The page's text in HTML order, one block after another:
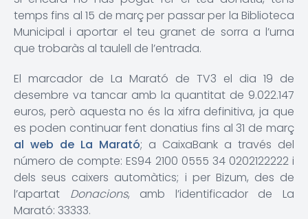
temps fins al 15 de març per passar per la Biblioteca
Municipal i aportar el teu granet de sorra a l’urna
que trobaràs al taulell de l’entrada.
El marcador de La Marató de TV3 el dia 19 de
desembre va tancar amb la quantitat de 9.022.147
euros, però aquesta no és la xifra definitiva, ja que
es poden continuar fent donatius fins al 31 de març
al web de La Marató; a CaixaBank a través del
número de compte: ES94 2100 0555 34 0202122222 i
dels seus caixers automàtics; i per Bizum, des de
l’apartat Donacions, amb l’identificador de La
Marató: 33333.